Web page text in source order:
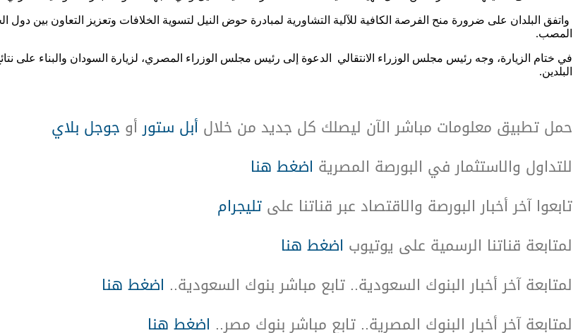
واتفق البلدان على ضرورة منح الفرصة الكافية للآلية التشاورية لمبادرة حوض النيل لتسوية الخلافات وتعزيز التعاون بين
المصب.
في ختام الزيارة، وجه رئيس مجلس الوزراء الانتقالي الدعوة إلى رئيس مجلس الوزراء المصري، لزيارة السودان والبناء على
البلدين.
حمل تطبيق معلومات مباشر الآن ليصلك كل جديد من خلال أبل ستورأو جوجل بلاي
للتداول والاستثمار في البورصة المصرية اضغط هنا
تابعوا آخر أخبار البورصة والاقتصاد عبر قناتنا على تليجرام
لمتابعة قناتنا الرسمية على يوتيوب اضغط هنا
لمتابعة آخر أخبار البنوك السعودية.. تابع مباشر بنوك السعودية.. اضغط هنا
لمتابعة آخر أخبار البنوك المصرية.. تابع مباشر بنوك مصر.. اضغط هنا